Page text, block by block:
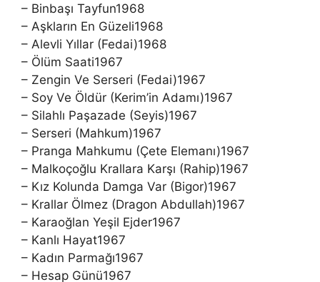
– Binbaşı Tayfun1968
– Aşkların En Güzeli1968
– Alevli Yıllar (Fedai)1968
– Ölüm Saati1967
– Zengin Ve Serseri (Fedai)1967
– Soy Ve Öldür (Kerim’in Adamı)1967
– Silahlı Paşazade (Seyis)1967
– Serseri (Mahkum)1967
– Pranga Mahkumu (Çete Elemanı)1967
– Malkoçoğlu Krallara Karşı (Rahip)1967
– Kız Kolunda Damga Var (Bigor)1967
– Krallar Ölmez (Dragon Abdullah)1967
– Karaoğlan Yeşil Ejder1967
– Kanlı Hayat1967
– Kadın Parmağı1967
– Hesap Günü1967